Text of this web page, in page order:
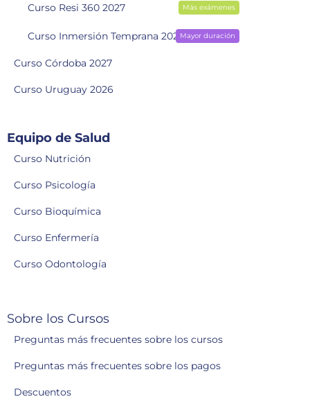
Curso Resi 360 2027 Más exámenes
Curso Inmersión Temprana 2028Mayor duración
Curso Córdoba 2027
Curso Uruguay 2026
Equipo de Salud
Curso Nutrición
Curso Psicología
Curso Bioquímica
Curso Enfermería
Curso Odontología
Sobre los Cursos
Preguntas más frecuentes sobre los cursos
Preguntas más frecuentes sobre los pagos
Descuentos